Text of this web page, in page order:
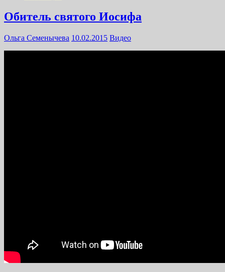
Обитель святого Иосифа
Ольга Семенычева 10.02.2015 Видео